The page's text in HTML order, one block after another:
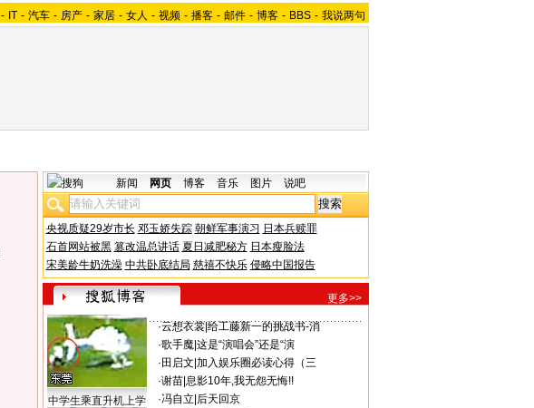
- IT - 汽车 - 房产 - 家居 - 女人 - 视频 - 播客 - 邮件 - 博客 - BBS - 我说两句
新闻 网页 博客 音乐 图片 说吧
央视质疑29岁市长 邓玉娇失踪 朝鲜军事演习 日本兵赎罪
石首网站被黑 篡改温总讲话 夏日减肥秘方 日本瘦脸法
宋美龄牛奶洗澡 中共卧底结局 慈禧不快乐 侵略中国报告
更多>>
中学生乘直升机上学
·云想衣裳| 给工藤新一的挑战书-消
·歌手魔| 这是“演唱会”还是“演
· 田启文 加入娱乐圈必读心得（三
·谢苗| 息影10年,我无怨无悔!!
·冯自立 后天回京